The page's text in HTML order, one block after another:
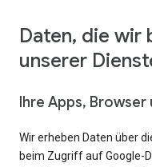
Daten, die wir
unserer
Ihre Apps,
Wir erheben Daten über
beim Zugriff auf Google-